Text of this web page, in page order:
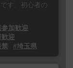
す。初心者の
加歓迎
迎
禁 #埼玉県